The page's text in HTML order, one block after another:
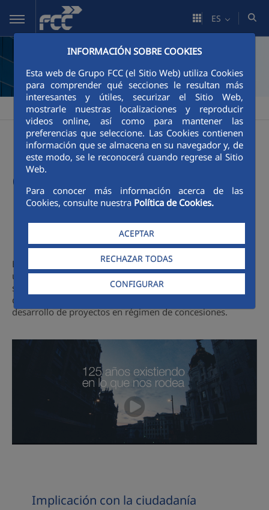
Saltar al contenido principal
INFORMACIÓN SOBRE COOKIES
Esta web de Grupo FCC (el Sitio Web) utiliza Cookies
para comprender qué secciones le resultan más
interesantes y útiles, securizar el Sitio Web,
mostrarle nuestras localizaciones y reproducir
videos online, así como para mantener las
preferencias que seleccione. Las Cookies contienen
información que se almacena en su navegador y, de
este modo, se le reconocerá cuando regrese al Sitio
Web.
Para conocer más información acerca de las
Cookies, consulte nuestra Política de Cookies.
ACEPTAR
RECHAZAR TODAS
CONFIGURAR
ES
FCC >Área Corporativa >Presentación
Una compañía
comprometida con la
mejora del bienestar de
las personas
El
, con una experiencia acumulada de más de
un siglo de historia, es un referente internacional en
servicios medioambientales, en la gestión del ciclo integral
del agua, en la construcción de infraestructuras y en el
desarrollo de proyectos en régimen de concesiones.
Implicación con la ciudadanía